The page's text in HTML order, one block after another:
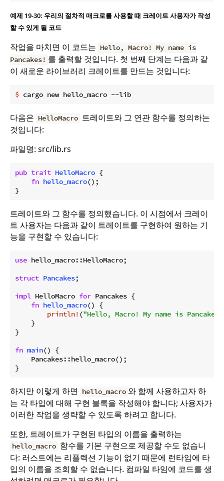
예제 19-30: 우리의 절차적 매크로를 사용할 때 크레이트 사용자가 작성
할 수 있게 될 코드
작업을 마치면 이 코드는 Hello, Macro! My name is
Pancakes! 를 출력할 것입니다. 첫 번째 단계는 다음과 같
이 새로운 라이브러리 크레이트를 만드는 것입니다:
$ cargo new hello_macro --lib
다음은 HelloMacro 트레이트와 그 연관 함수를 정의하는
것입니다:
파일명: src/lib.rs
pub trait HelloMacro {
fn hello_macro();
}
트레이트와 그 함수를 정의했습니다. 이 시점에서 크레이
트 사용자는 다음과 같이 트레이트를 구현하여 원하는 기
능을 구현할 수 있습니다:
use hello_macro::HelloMacro;
struct Pancakes;
impl HelloMacro for Pancakes {
fn hello_macro() {
println! ("Hello, Macro! My name is
    }
}
fn main() {
    Pancakes::hello_macro();
}
하지만 이렇게 하면 hello_macro 와 함께 사용하고자 하
는 각 타입에 대해 구현 블록을 작성해야 합니다; 사용자가
이러한 작업을 생략할 수 있도록 하려고 합니다.
또한, 트레이트가 구현된 타입의 이름을 출력하는
hello_macro 함수를 기본 구현으로 제공할 수도 없습니
다: 러스트에는 리플렉션 기능이 없기 때문에 런타임에 타
입의 이름을 조회할 수 없습니다. 컴파일 타임에 코드를 생